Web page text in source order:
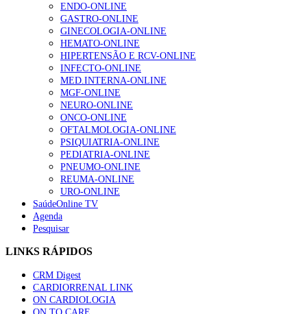
1.º Episódio do Podcast “Frequência Cardio – Sintoniza-
te na Insuficiência Cardíaca” da Bayer
169 visualizações
Alguns milhares de utentes podem ficar sem médico de
família com nova regras do registo, alerta associação
132 visualizações
“Os programas de rastreio do cancro do pulmão são
custo-efetivos e representam um investimento
sustentável para os sistemas de saúde”
93 visualizações
Quase quatro em cada dez doentes com enfarte
87 visualizações
ENDO-ONLINE
GASTRO-ONLINE
GINECOLOGIA-ONLINE
HEMATO-ONLINE
HIPERTENSÃO E RCV-ONLINE
INFECTO-ONLINE
MED.INTERNA-ONLINE
MGF-ONLINE
NEURO-ONLINE
ONCO-ONLINE
OFTALMOLOGIA-ONLINE
PSIQUIATRIA-ONLINE
PEDIATRIA-ONLINE
PNEUMO-ONLINE
REUMA-ONLINE
URO-ONLINE
SaúdeOnline TV
Agenda
Pesquisar
LINKS RÁPIDOS
CRM Digest
CARDIORRENAL LINK
ON CARDIOLOGIA